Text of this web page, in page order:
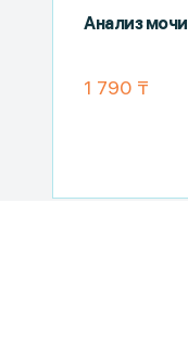
Анализ
1 790 ₸